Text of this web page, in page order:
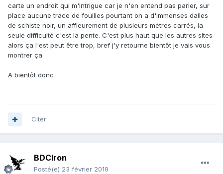
carte un endroit qui m'intrigue car je n'en entend pas parler, sur
place aucune trace de fouilles pourtant on a d'immenses dalles
de schiste noir, un affleurement de plusieurs mètres carrés, la
seule difficulté c'est la pente. C'est plus haut que les autres sites
alors ça l'est peut être trop, bref j'y retourne bientôt je vais vous
montrer ça.
A bientôt donc
Citer
BDCIron
Posté(e) 23 février 2019